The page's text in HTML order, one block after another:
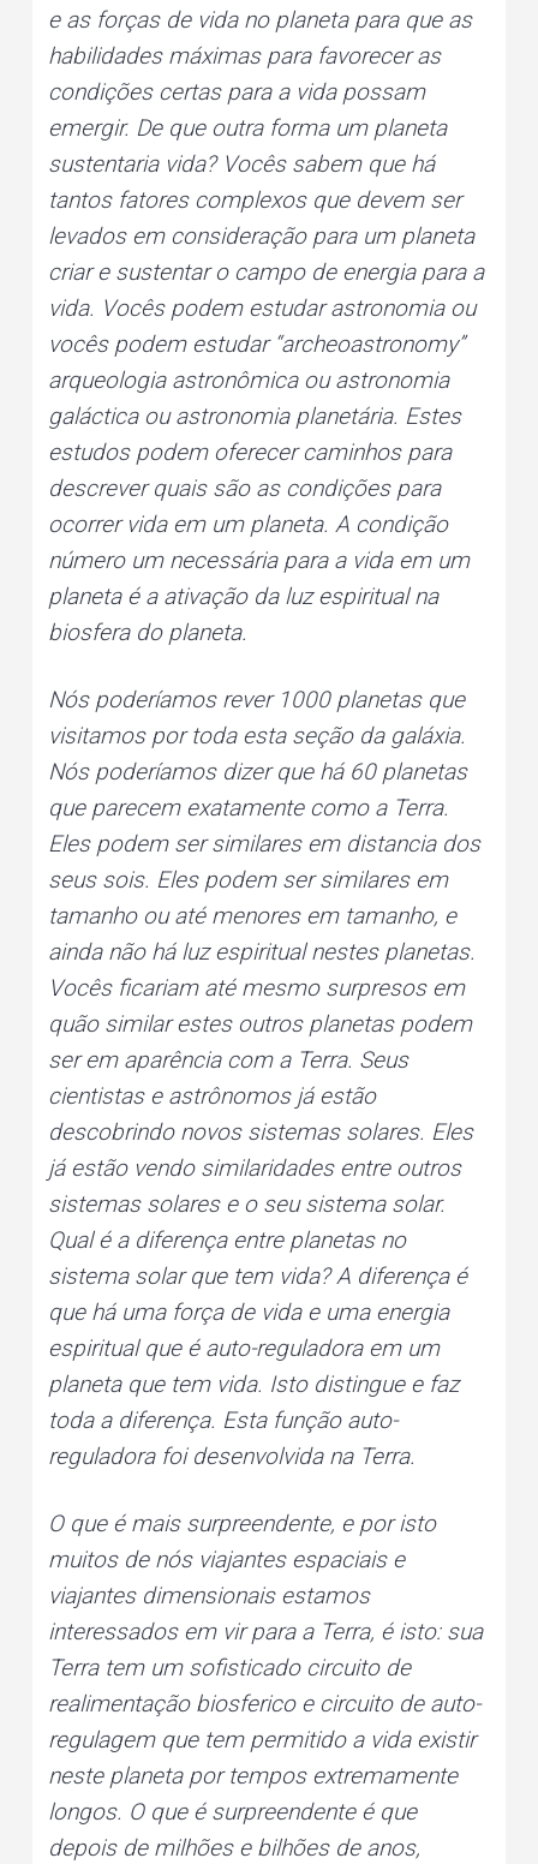
e as forças de vida no planeta para que as
habilidades máximas para favorecer as
condições certas para a vida possam
emergir. De que outra forma um planeta
sustentaria vida? Vocês sabem que há
tantos fatores complexos que devem ser
levados em consideração para um planeta
criar e sustentar o campo de energia para a
vida. Vocês podem estudar astronomia ou
vocês podem estudar “archeoastronomy”
arqueologia astronômica ou astronomia
galáctica ou astronomia planetária. Estes
estudos podem oferecer caminhos para
descrever quais são as condições para
ocorrer vida em um planeta. A condição
número um necessária para a vida em um
planeta é a ativação da luz espiritual na
biosfera do planeta.
Nós poderíamos rever 1000 planetas que
visitamos por toda esta seção da galáxia.
Nós poderíamos dizer que há 60 planetas
que parecem exatamente como a Terra.
Eles podem ser similares em distancia dos
seus sois. Eles podem ser similares em
tamanho ou até menores em tamanho, e
ainda não há luz espiritual nestes planetas.
Vocês ficariam até mesmo surpresos em
quão similar estes outros planetas podem
ser em aparência com a Terra. Seus
cientistas e astrônomos já estão
descobrindo novos sistemas solares. Eles
já estão vendo similaridades entre outros
sistemas solares e o seu sistema solar.
Qual é a diferença entre planetas no
sistema solar que tem vida? A diferença é
que há uma força de vida e uma energia
espiritual que é auto-reguladora em um
planeta que tem vida. Isto distingue e faz
toda a diferença. Esta função auto-
reguladora foi desenvolvida na Terra.
O que é mais surpreendente, e por isto
muitos de nós viajantes espaciais e
viajantes dimensionais estamos
interessados em vir para a Terra, é isto: sua
Terra tem um sofisticado circuito de
realimentação biosferico e circuito de auto-
regulagem que tem permitido a vida existir
neste planeta por tempos extremamente
longos. O que é surpreendente é que
depois de milhões e bilhões de anos,